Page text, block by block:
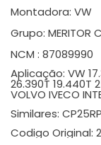
Montadora: VW
Grupo: MERITOR
NCM : 87089990
Aplicação: VW
26.390T 19.440T
VOLVO IVECO
Similares:
Codigo Original: